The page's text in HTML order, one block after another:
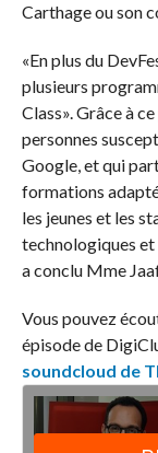
Carthage ou son
«En plus du
plusieurs
Class». Grâce à
personnes
Google, et qui
formations
les jeunes et les
technologiques et
a conclu Mme
Vous pouvez
épisode de
soundcloud de